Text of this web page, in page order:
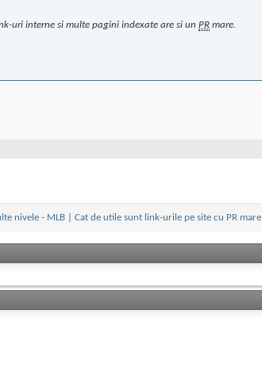
uri interne si multe pagini indexate are si un PR mare.
nivele - MLB| Cat de utile sunt link-urile pe site cu PR mare